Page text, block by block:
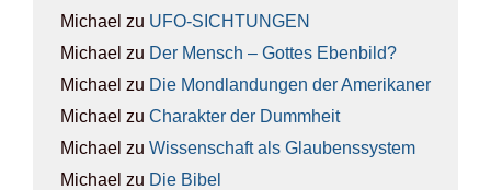
Michael zu UFO-SICH­TUN­GEN
Michael zu Der Mensch – Got­tes Eben­bild?
Michael zu Die Mond­lan­dun­gen der Ame­ri­ka­ner
Michael zu Cha­rak­ter der Dumm­heit
Michael zu Wis­sen­schaft als Glau­bens­sys­tem
Michael zu Die Bibel